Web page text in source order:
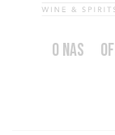
O NAS